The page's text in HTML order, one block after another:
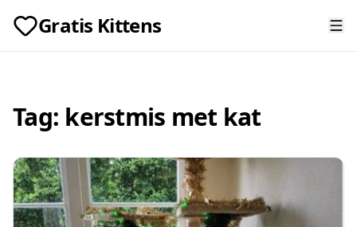
Gratis Kittens
Tag: kerstmis met kat